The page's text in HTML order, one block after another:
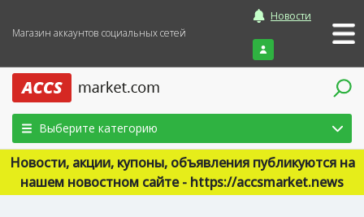
Магазин аккаунтов социальных сетей
Новости
Войти
Выберите категорию
Новости, акции, купоны, объявления публикуются на
нашем новостном сайте - https://accsmarket.news